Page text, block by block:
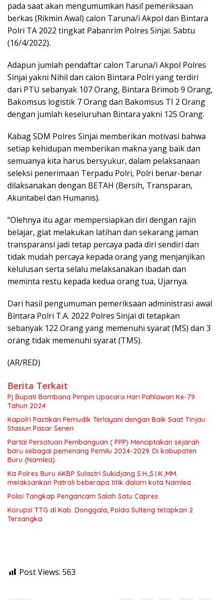
pada saat akan mengumumkan hasil pemeriksaan
berkas (Rikmin Awal) calon Taruna/i Akpol dan Bintara
Polri TA 2022 tingkat Pabanrim Polres Sinjai. Sabtu
(16/4/2022).
Adapun jumlah pendaftar calon Taruna/i Akpol Polres
Sinjai yakni Nihil dan calon Bintara Polri yang terdiri
dari PTU sebanyak 107 Orang, Bintara Brimob 9 Orang,
Bakomsus logistik 7 Orang dan Bakomsus TI 2 Orang
dengan jumlah keseluruhan Bintara yakni 125 Orang.
Kabag SDM Polres Sinjai memberikan motivasi bahwa
setiap kehidupan memberikan makna yang baik dan
semuanya kita harus bersyukur, dalam pelaksanaan
seleksi penerimaan Terpadu Polri, Polri benar-benar
dilaksanakan dengan BETAH (Bersih, Transparan,
Akuntabel dan Humanis).
“Olehnya itu agar mempersiapkan diri dengan rajin
belajar, giat melakukan latihan dan sekarang jaman
transparansi jadi tetap percaya pada diri sendiri dan
tidak mudah percaya kepada orang yang menjanjikan
kelulusan serta selalu melaksanakan ibadah dan
meminta restu kepada kedua orang tua, Ujarnya.
Dari hasil pengumuman pemeriksaan administrasi awal
Bintara Polri T.A. 2022 Polres Sinjai di tetapkan
sebanyak 122 Orang yang memenuhi syarat (MS) dan 3
orang tidak memenuhi syarat (TMS).
(AR/RED)
Berita Terkait
Pj Bupati Bombana Pimpin Upacara Hari Pahlawan Ke-79
Tahun 2024
Kapolri Pastikan Pemudik Terlayani dengan Baik Saat Tinjau
Stasiun Pasar Senen
Partai Persatuan Pembanguan ( PPP) Menciptakan sejarah
baru sebagai pemenang Pemilu 2024-2029. Di kabupaten
Buru (Namlea).
Ka Polres Buru AKBP Sulastri Sukidjang S.H.,S.I.K.,MM.
melaksankan Patroli beberapa titik dalam kota Namlea .
Polisi Tangkap Pengancam Salah Satu Capres
Korupsi TTG di Kab. Donggala, Polda Sulteng tetapkan 2
Tersangka
Post Views: 563